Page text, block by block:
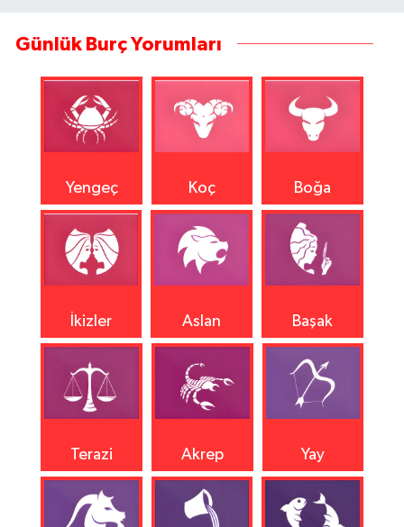
Günlük Burç Yorumları
Yengeç Koç Boğa
İkizler Aslan Başak
Terazi Akrep Yay